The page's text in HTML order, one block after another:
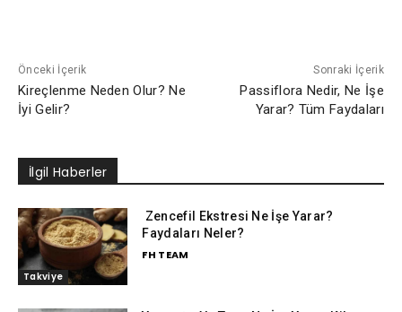
Önceki İçerik
Kireçlenme Neden Olur? Ne
İyi Gelir?
Sonraki İçerik
Passiflora Nedir, Ne İşe
Yarar? Tüm Faydaları
İlgil Haberler
Takviye
Zencefil Ekstresi Ne İşe Yarar?
Faydaları Neler?
FH TEAM